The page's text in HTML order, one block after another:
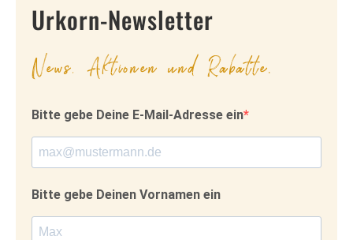
Urkorn-Newsletter
News, Aktionen und Rabatte.
Bitte gebe Deine E-Mail-Adresse ein
Bitte gebe Deinen Vornamen ein